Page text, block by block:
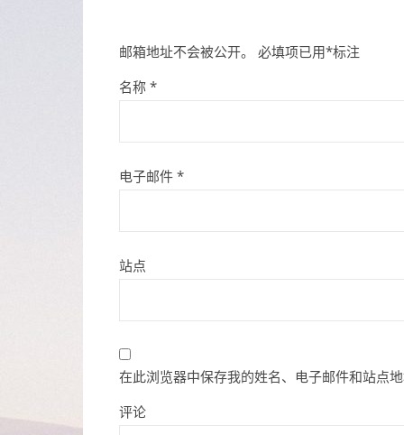
邮箱地址不会被公开。 必填项已用*标注
名称 *
电子邮件 *
站点
在此浏览器中保存我的姓名、电子邮件和站点
评论